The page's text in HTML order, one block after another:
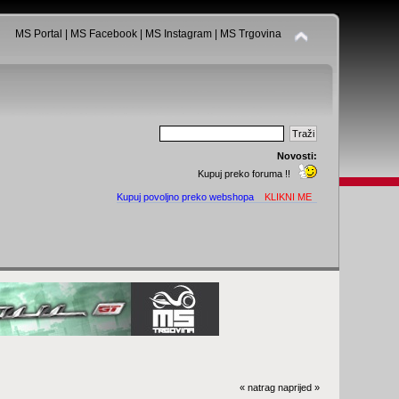
MS Portal MS Facebook| MS Instagram| MS Trgovina
Novosti:
Kupuj preko foruma !!
Kupuj povoljno preko webshopa KLIKNI ME
« natrag naprijed »